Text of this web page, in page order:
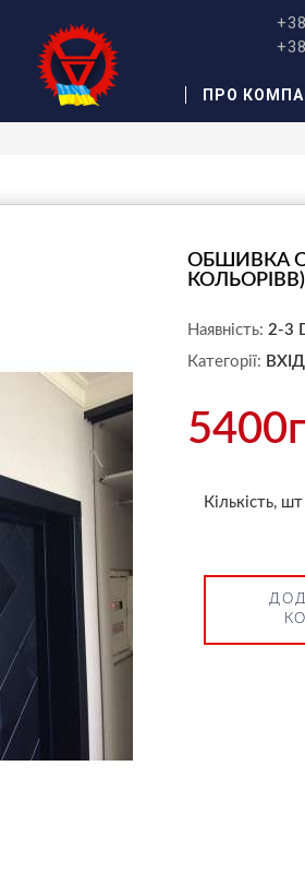
ПРО
ОБШИВКА
КОЛЬОРІВВ)
Наявність: 2-3
Категорії:
Кількість, шт